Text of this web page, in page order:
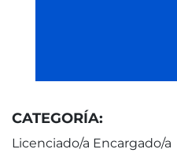
CATEGORÍA:
Licenciado/a Encargado/a